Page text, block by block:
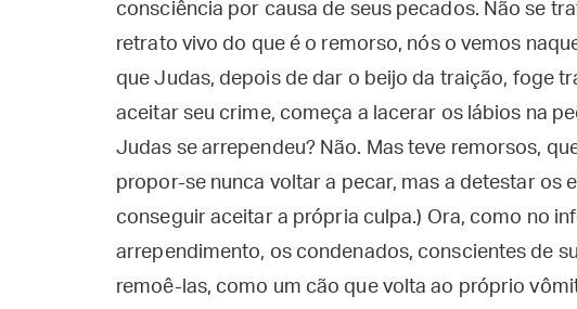
consciência por causa de seus pecados. Não se
retrato vivo do que é o remorso, nós o vemos
que Judas, depois de dar o beijo da traição, foge
aceitar seu crime, começa a lacerar os lábios na
Judas se arrependeu? Não. Mas teve remorsos,
propor-se nunca voltar a pecar, mas a detestar os
conseguir aceitar a própria culpa.) Ora, como no
arrependimento, os condenados, conscientes de
remoê-las, como um cão que volta ao próprio